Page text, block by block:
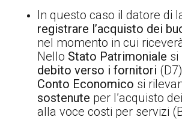
In questo caso il datore di
registrare l’acquisto dei
nel momento in cui
Nello Stato Patrimoniale si
debito verso i fornitori
Conto Economico si
sostenute per l’acquisto
alla voce costi per servizi